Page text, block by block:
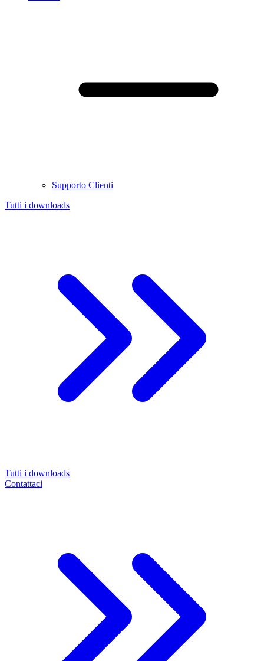
Supporto Clienti
Tutti i downloads
Tutti i downloads
Contattaci